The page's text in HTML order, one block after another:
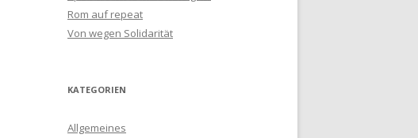
Rom auf repeat
Von wegen Solidarität
KATEGORIEN
Allgemeines